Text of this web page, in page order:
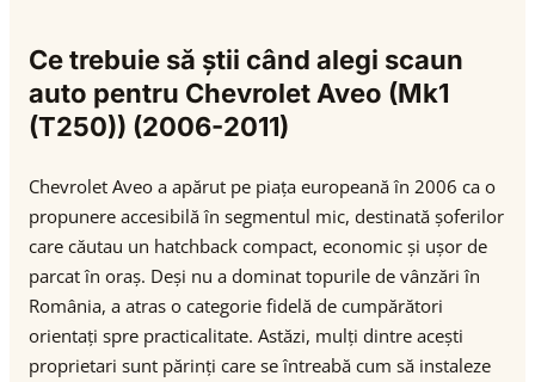
Ce trebuie să știi când alegi scaun
auto pentru Chevrolet Aveo (Mk1
(T250)) (2006-2011)
Chevrolet Aveo a apărut pe piața europeană în 2006 ca o
propunere accesibilă în segmentul mic, destinată șoferilor
care căutau un hatchback compact, economic și ușor de
parcat în oraș. Deși nu a dominat topurile de vânzări în
România, a atras o categorie fidelă de cumpărători
orientați spre practicalitate. Astăzi, mulți dintre acești
proprietari sunt părinți care se întreabă cum să instaleze